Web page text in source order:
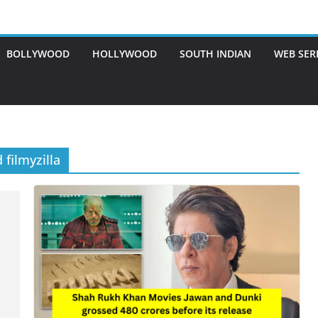
BOLLYWOOD HOLLYWOOD SOUTH INDIAN WEB
filmyzilla